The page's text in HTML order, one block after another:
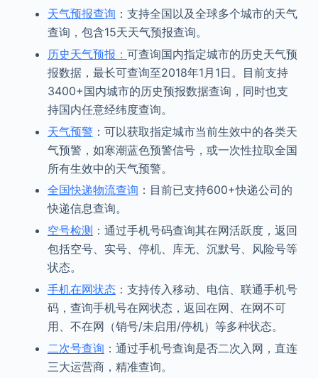
天气预报查询 ：支持全国以及全球多个城市的天气
查询，包含15天天气预报查询。
历史天气预报： 可查询国内指定城市的历史天气预
报数据，最长可查询至2018年1月1日。目前支持
3400+国内城市的历史预报数据查询，同时也支
持国内任意经纬度查询。
天气预警 ：可以获取指定城市当前生效中的各类天
气预警，如寒潮蓝色预警信号，或一次性拉取全国
所有生效中的天气预警。
全国快递物流查询 ：目前已支持600+快递公司的
快递信息查询。
空号检测 ：通过手机号码查询其在网活跃度，返回
包括空号、实号、停机、库无、沉默号、风险号等
状态。
手机在网状态：支持传入移动、电信、联通手机号
码，查询手机号在网状态，返回在网、在网不可
用、不在网（销号/未启用/停机）等多种状态。
二次号查询 ：通过手机号查询是否二次入网，直连
三大运营商，精准查询。